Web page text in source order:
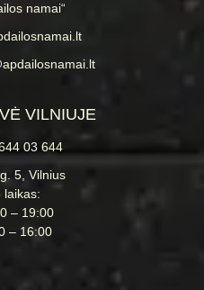
namai“
VILNIUJE
03 644
5, Vilnius
laikas:
– 19:00
– 16:00